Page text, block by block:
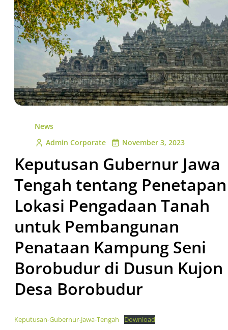
News
Admin Corporate
November 3, 2023
Keputusan Gubernur Jawa
Tengah tentang Penetapan
Lokasi Pengadaan Tanah
untuk Pembangunan
Penataan Kampung Seni
Borobudur di Dusun Kujon
Desa Borobudur
Keputusan-Gubernur-Jawa-Tengah Download